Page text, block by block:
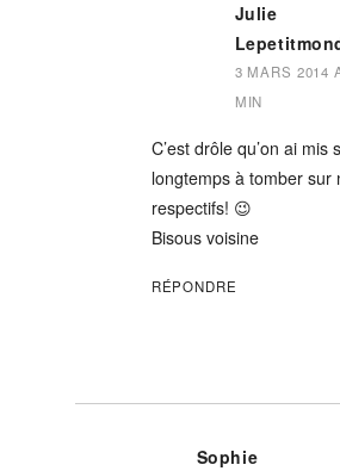
Julie
3 MARS 2014
MIN
C’est drôle qu’on ai mis
longtemps à tomber sur
respectifs! 😉
Bisous voisine
RÉPONDRE
Sophie